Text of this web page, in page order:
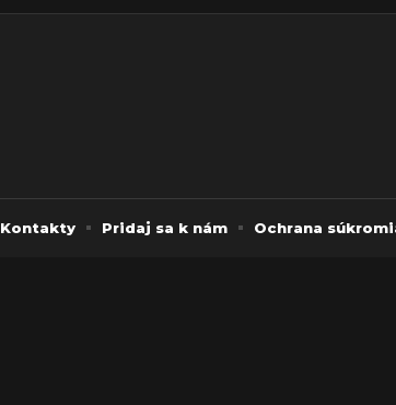
Kontakty Pridaj sa k nám Ochrana